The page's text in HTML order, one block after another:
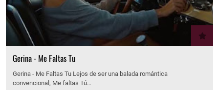
Gerina - Me Faltas Tu
Gerina - Me Faltas Tu Lejos de ser una balada romántica
convencional, Me faltas Tú…